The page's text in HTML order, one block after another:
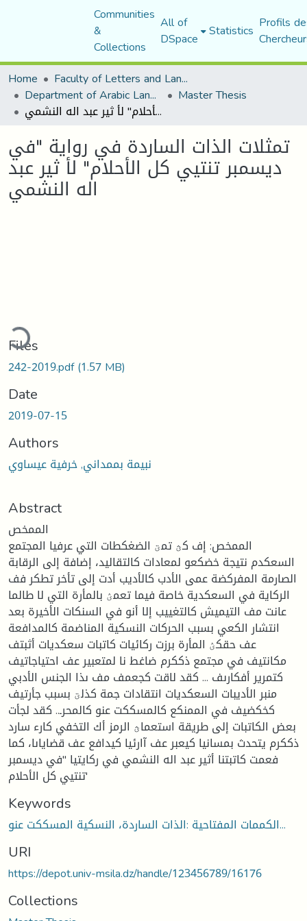
Communities
&
Collections
All of
DSpace Statistics Profils
Home
Faculty of Letters and Languages
Department of Arabic Language and Literature Master Thesis
تمثلات الذات الساردة في رواية "في ديسمبر تنتيي كل الأحلام" لأ ثير عبد اله النشمي
تمثلات الذات الساردة في رواية "في
ديسمبر تنتيي كل الأحلام" لأ ثير عبد
اله النشمي
Files
242-2019.pdf(1.57 MB)
Date
2019-07-15
Authors
نبيمة بممداني, خرفية عيساوي
Abstract
الممخص
الممخص: إف كؿ تمؾ الضغكطات التي عرفيا المجتمع
السعكدم نتيجة خضكعو لمعادات كالتقاليد، إضافة إلى الرقابة
الصارمة المفركضة عمى الأدب كالأديب أدت إلى تأخر تطكر فف
الركاية في السعكدية خاصة فيما تعمؽ بالمأرة التي لا طالما
عانت مف التيميش كالتغييب إلا أنو في السنكات الأخيرة بعد
انتشار الكعي بسبب الحركات النسكية المناضمة كالمدافعة
عف حقكؽ المأرة برزت ركائيات كاتبات سعكديات أثبتف
مكانتيف في مجتمع ذككرم ضاغط نا لمتعبير عف احتياجاتيف
كتمرير أفكارىف ... كقد لاقت كجعمف مف ىذا الجنس الأدبي
منبر الأديبات السعكديات انتقادات جمة كذلؾ بسبب جأرتيف
كخكضيف في الممنكع كالمسككت عنو كالمحرـ.. كقد لجأت
بعض الكاتبات إلى طريقة استعماؿ الرمز أك التخفي كارء سارد
ذككرم يتحدث بمسانيا كيعبر عف آارئيا كيدافع عف قضاياىا، كما
فعمت كاتبتنا أثير عبد اله النشمي في ركايتيا "في ديسمبر
تنتيي كل الأحلام'
Keywords
الكممات المفتاحية :الذات الساردة، النسكية المسككت عنو...
URI
https://depot.univ-msila.dz/handle/123456789/16176
Collections